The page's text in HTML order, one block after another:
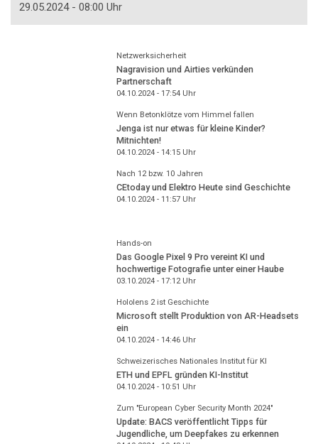
29.05.2024 - 08:00 Uhr
Netzwerksicherheit
Nagravision und Airties verkünden
Partnerschaft
04.10.2024 - 17:54Uhr
Wenn Betonklötze vom Himmel fallen
Jenga ist nur etwas für kleine Kinder?
Mitnichten!
04.10.2024 - 14:15Uhr
Nach 12 bzw. 10 Jahren
CEtoday und Elektro Heute sind Geschichte
04.10.2024 - 11:57Uhr
Hands-on
Das Google Pixel 9 Pro vereint KI und
hochwertige Fotografie unter einer Haube
03.10.2024 - 17:12Uhr
Hololens 2 ist Geschichte
Microsoft stellt Produktion von AR-Headsets
ein
04.10.2024 - 14:46Uhr
Schweizerisches Nationales Institut für KI
ETH und EPFL gründen KI-Institut
04.10.2024 - 10:51 Uhr
Zum "European Cyber Security Month 2024"
Update: BACS veröffentlicht Tipps für
Jugendliche, um Deepfakes zu erkennen